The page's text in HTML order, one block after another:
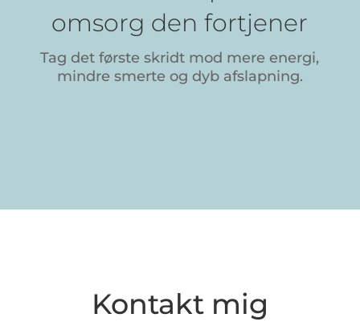
omsorg den fortjener
Tag det første skridt mod mere energi,
mindre smerte og dyb afslapning.
Kontakt mig